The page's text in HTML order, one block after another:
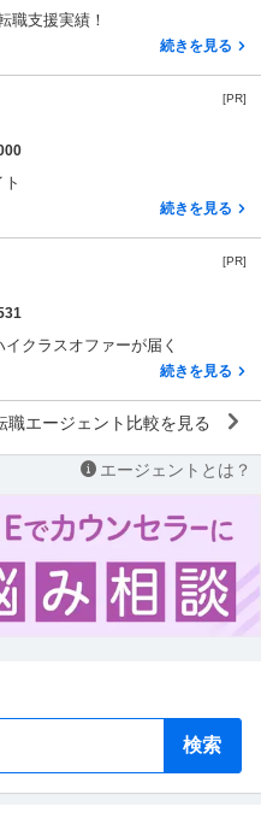
職支援実績！
続きを見る
[PR]
続きを見る
[PR]
イクラスオファーが届く
続きを見る
職エージェント比較を見る
エージェントとは？
検索